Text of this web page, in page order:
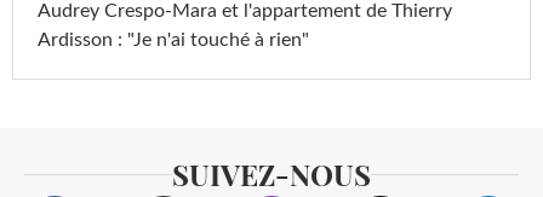
Audrey Crespo-Mara et l'appartement de Thierry
Ardisson : "Je n'ai touché à rien"
SUIVEZ-NOUS